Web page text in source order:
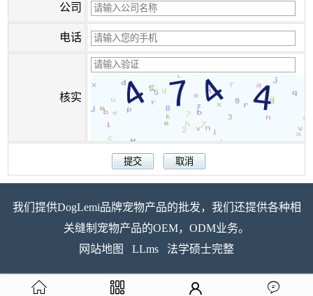
公司
电话
核实
我们提供DogLemi品牌宠物产品的批发，我们还提供各种相
关缝制宠物产品的OEM，ODM业务。
网站地图
LLms 法学硕士完整